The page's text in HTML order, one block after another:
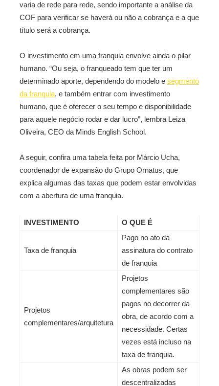
varia de rede para rede, sendo importante a análise da
COF para verificar se haverá ou não a cobrança e a que
título será a cobrança.
O investimento em uma franquia envolve ainda o pilar
humano. “Ou seja, o franqueado tem que ter um
determinado aporte, dependendo do modelo e segmento
da franquia, e também entrar com investimento
humano, que é oferecer o seu tempo e disponibilidade
para aquele negócio rodar e dar lucro”, lembra Leiza
Oliveira, CEO da Minds English School.
A seguir, confira uma tabela feita por Márcio Ucha,
coordenador de expansão do Grupo Ornatus, que
explica algumas das taxas que podem estar envolvidas
com a abertura de uma franquia.
INVESTIMENTO O QUE É
Taxa de franquia
Pago no ato da
assinatura do contrato
de franquia
Projetos
complementares/arquitetura
Projetos
complementares são
pagos no decorrer da
obra, de acordo com a
necessidade. Certas
vezes está incluso na
taxa de franquia.
As obras podem ser
descentralizadas